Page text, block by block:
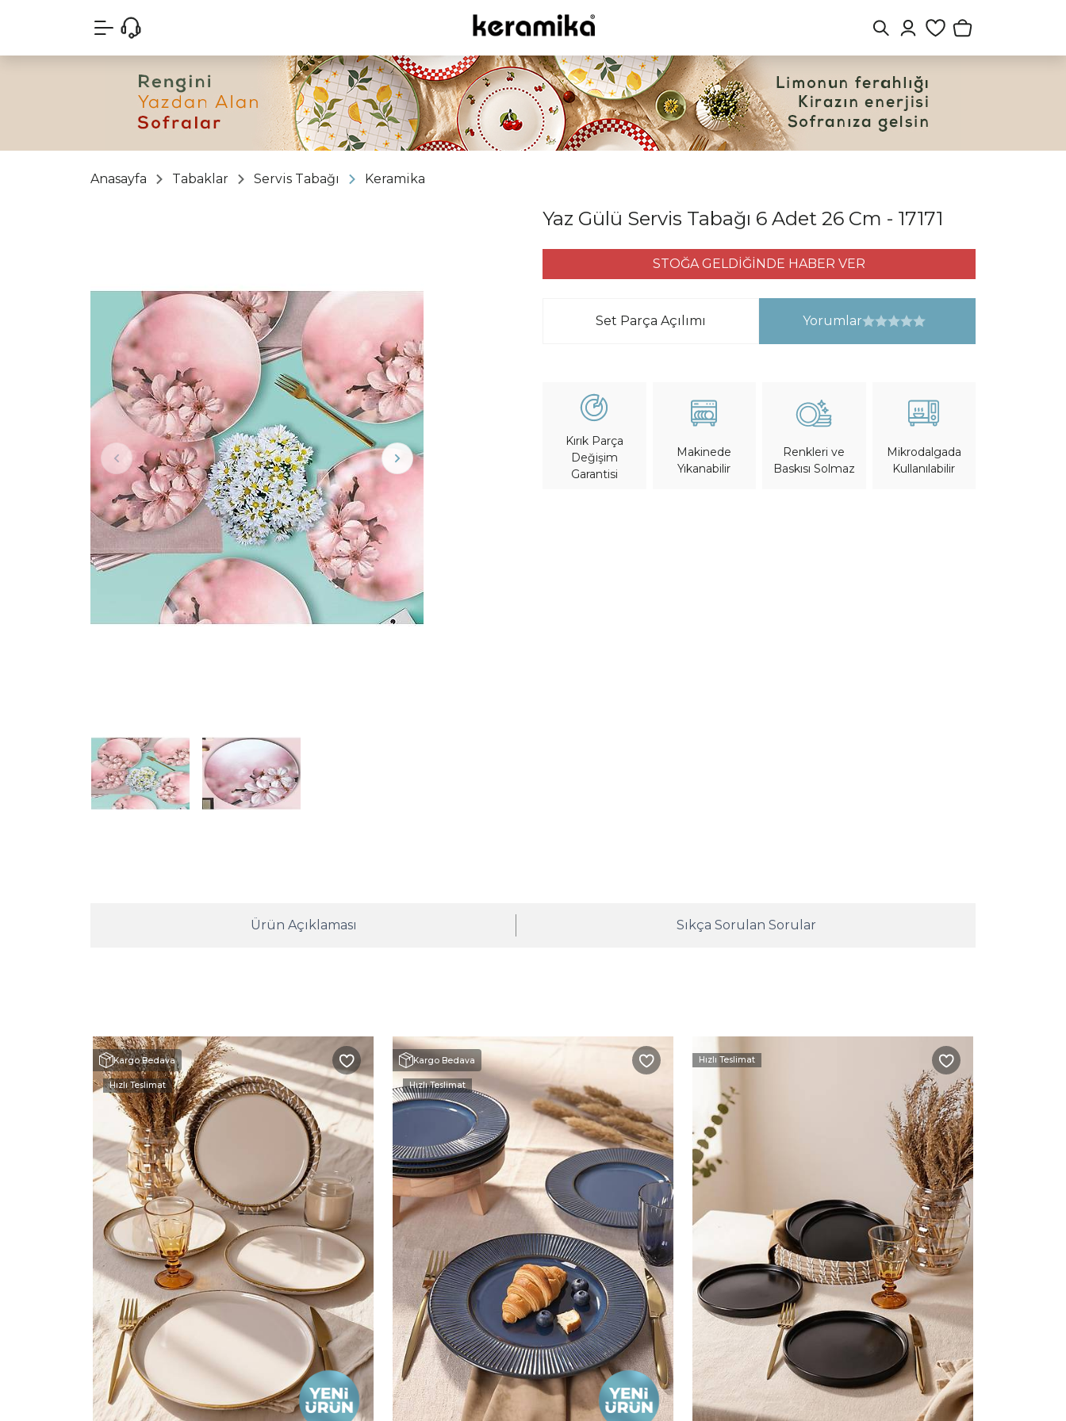
Anasayfa Tabaklar Servis Tabağı Keramika
Yaz Gülü Servis Tabağı 6 Adet 26 Cm - 17171
STOĞA GELDİĞİNDE HABER VER
Set Parça Açılımı Yorumlar
Kırık Parça
Değişim
Garantisi
Makinede
Yıkanabilir
Renkleri ve
Baskısı Solmaz
Mikrodalgada
Kullanılabilir
Ürün Açıklaması Sıkça Sorulan Sorular
Kargo Bedava
Hızlı Teslimat
Kargo Bedava
Hızlı Teslimat
Hızlı Teslimat